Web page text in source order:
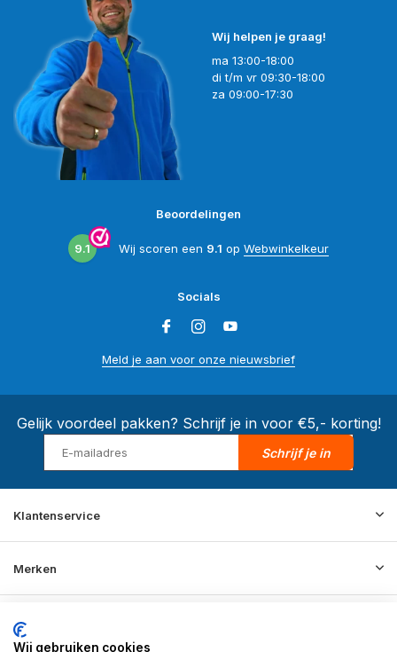
Wij helpen je graag!
ma 13:00-18:00
di t/m vr 09:30-18:00
za 09:00-17:30
Beoordelingen
9.1 Wij scoren een 9.1 op Webwinkelkeur
Socials
Meld je aan voor onze nieuwsbrief
Gelijk voordeel pakken? Schrijf je in voor €5,- korting!
Schrijf je in
Klantenservice
Merken
Informatie
Wij gebruiken cookies